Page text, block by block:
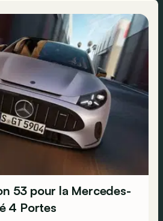
53 pour la Mercedes-
4 Portes